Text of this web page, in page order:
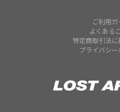
ご利用ガ
よくある
特定商取引法に
プライバシー